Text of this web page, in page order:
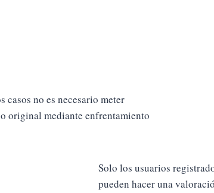
casos no es necesario meter
original mediante enfrentamiento
Solo los usuarios
pueden hacer una